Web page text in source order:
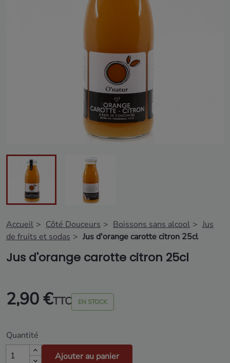
Accueil Côté Douceurs Boissons sans alcool
Jus
de fruits et sodas
Jus d'orange carotte citron 25cl
Jus d'orange carotte citron 25cl
2,90 €TTC EN STOCK
Quantité
Ajouter au panier